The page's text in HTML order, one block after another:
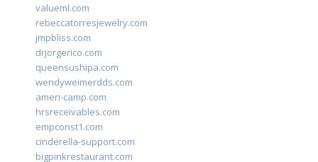
valueml.com
rebeccatorresjewelry.com
jmpbliss.com
drjorgerico.com
queensushipa.com
wendyweimerdds.com
ameri-camp.com
hrsreceivables.com
empconst1.com
cinderella-support.com
bigpinkrestaurant.com